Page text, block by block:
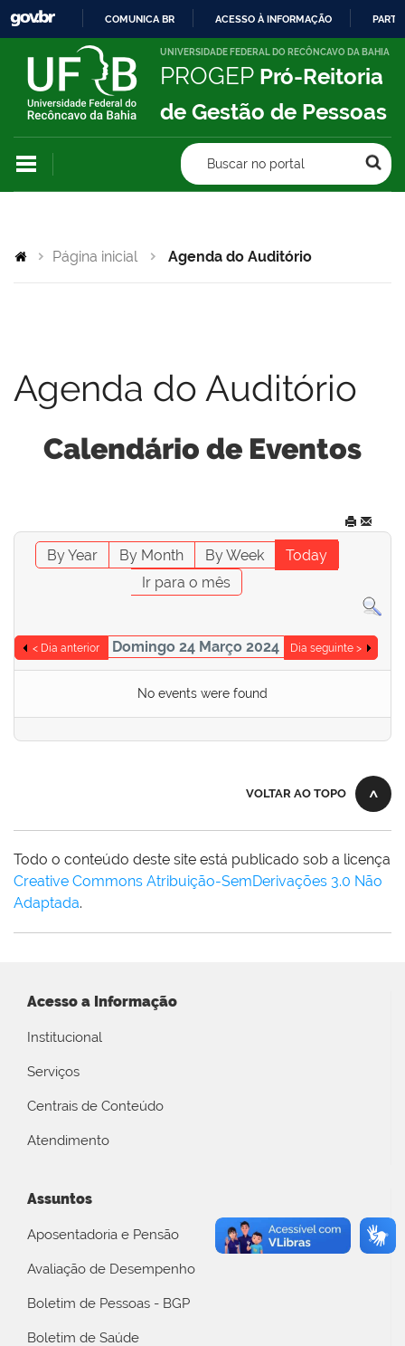
IR
PARA
CONTEÚDO
COMUNICA BR ACESSO À INFORMAÇÃO
UNIVERSIDADE FEDERAL DO RECÔNCAVO DA BAHIA
PROGEP Pró-Reitoria
de Gestão de Pessoas
Buscar no portal
Página inicial Agenda do Auditório
Agenda do Auditório
Calendário de Eventos
By Year By Month By Week
Today
Ir para o mês
< Dia anterior Domingo 24 Março 2024 Dia seguinte >
No events were found
VOLTAR AO TOPO
Todo o conteúdo deste site está publicado sob a licença
Creative Commons Atribuição-SemDerivações 3.0 Não
Adaptada.
Acesso a Informação
Institucional
Serviços
Centrais de Conteúdo
Atendimento
Assuntos
Aposentadoria e Pensão
Avaliação de Desempenho
Boletim de Pessoas - BGP
Boletim de Saúde